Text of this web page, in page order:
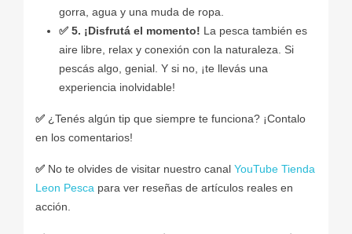
gorra, agua y una muda de ropa.
✅ 5. ¡Disfrutá el momento! La pesca también es
aire libre, relax y conexión con la naturaleza. Si
pescás algo, genial. Y si no, ¡te llevás una
experiencia inolvidable!
✅ ¿Tenés algún tip que siempre te funciona? ¡Contalo
en los comentarios!
✅ No te olvides de visitar nuestro canal YouTube Tienda
Leon Pesca para ver reseñas de artículos reales en
acción.